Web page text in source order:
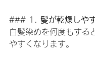
### 1. 髪が乾燥しや
白髪染めを何度もする
やすくなります。